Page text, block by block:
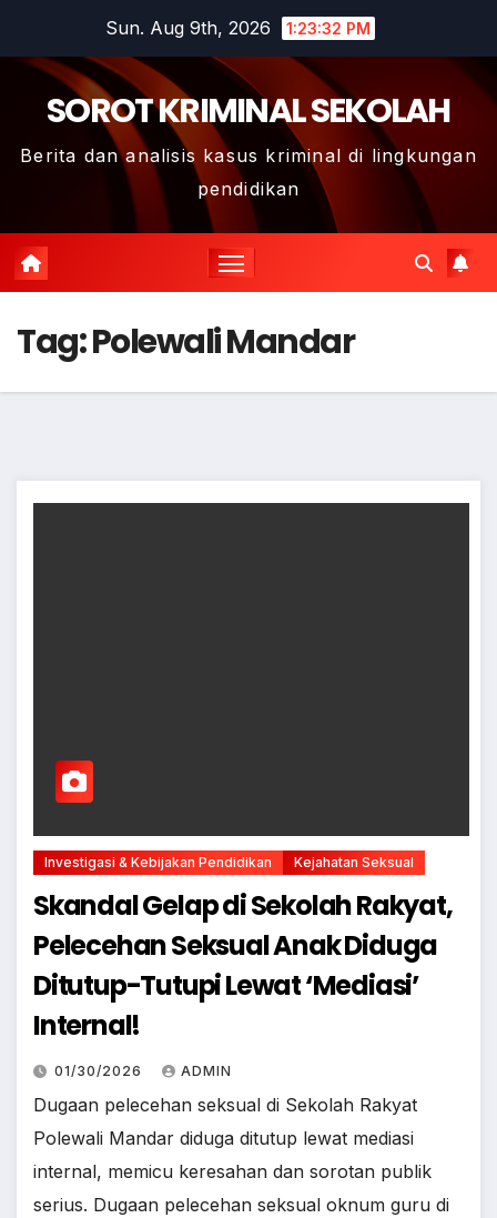
content
Sun. Aug 9th, 2026 1:23:32 PM
SOROT KRIMINAL SEKOLAH
Berita dan analisis kasus kriminal di lingkungan
pendidikan
Tag:Polewali Mandar
Investigasi & Kebijakan Pendidikan Kejahatan Seksual
Skandal Gelap di Sekolah Rakyat,
Pelecehan Seksual Anak Diduga
Ditutup-Tutupi Lewat ‘Mediasi’
Internal!
01/30/2026 ADMIN
Dugaan pelecehan seksual di Sekolah Rakyat
Polewali Mandar diduga ditutup lewat mediasi
internal, memicu keresahan dan sorotan publik
serius. Dugaan pelecehan seksual oknum guru di